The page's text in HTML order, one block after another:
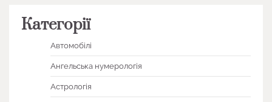
Категорії
Автомобілі
Ангельська нумерологія
Астрологія